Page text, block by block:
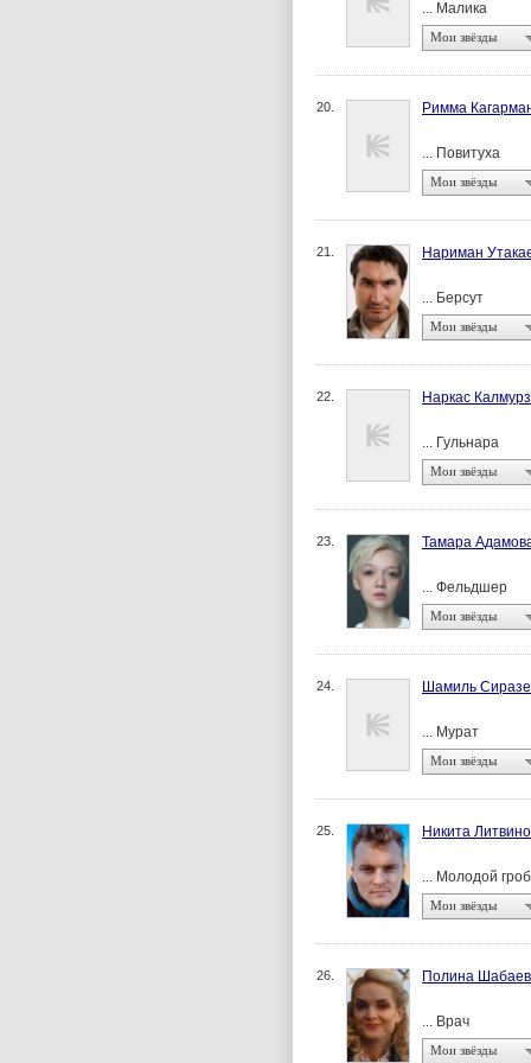
... Малика
Мои звёзды
20. Римма
... Повитуха
Мои звёзды
21. Нариман
... Берсут
Мои звёзды
22. Наркас
... Гульнара
Мои звёзды
23. Тамара
... Фельдшер
Мои звёзды
24. Шамиль
... Мурат
Мои звёзды
25. Никита
... Молодой
Мои звёзды
26. Полина
... Врач
Мои звёзды